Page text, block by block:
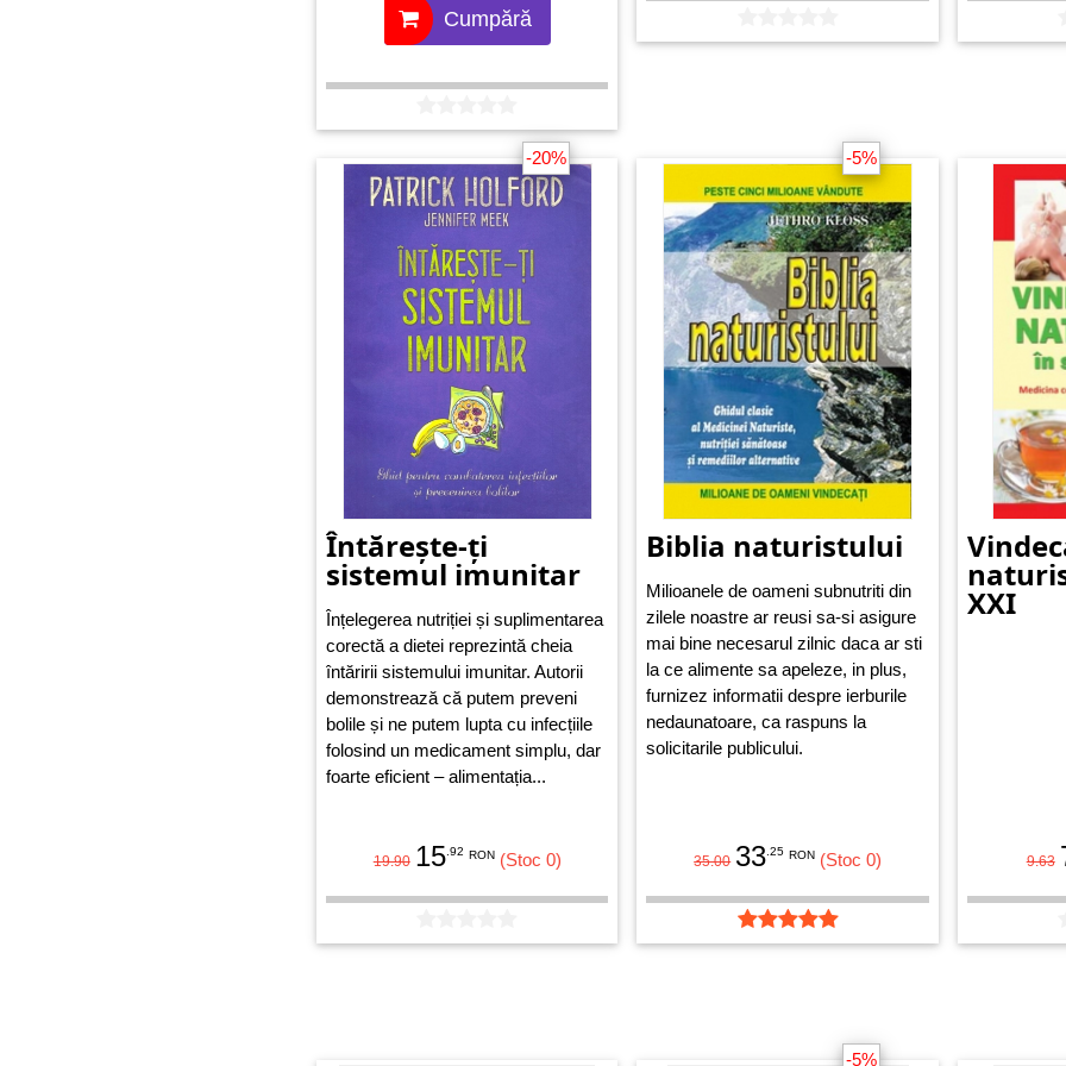
Cumpără
-20%
Întărește-ți
sistemul imunitar
Înțelegerea nutriției și suplimentarea
corectă a dietei reprezintă cheia
întăririi sistemului imunitar. Autorii
demonstrează că putem preveni
bolile și ne putem lupta cu infecțiile
folosind un medicament simplu, dar
foarte eficient – alimentația...
19.90 15 .92 RON (Stoc 0)
-5%
Biblia naturistului
Milioanele de oameni subnutriti din
zilele noastre ar reusi sa-si asigure
mai bine necesarul zilnic daca ar sti
la ce alimente sa apeleze, in plus,
furnizez informatii despre ierburile
nedaunatoare, ca raspuns la
solicitarile publicului.
35.00 33 .25 RON (Stoc 0)
XXI
9.63
-5%